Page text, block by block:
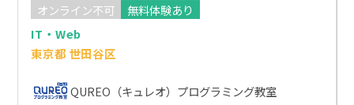
オンライン不可
無料体験あり
IT・Web
東京都 世田谷区
QUREO（キュレオ）プログラミング教室